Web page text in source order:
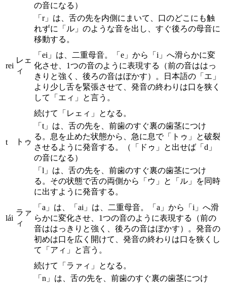
の音になる）
rei
レェ
ィ
「r」は、舌の先を内側にまいて、口のどこにも触
れずに「ル」のような音を出し、すぐ後ろの母音に
移動する。
「ei」は、二重母音。「e」から「i」へ滑らかに変
化させ、1つの音のように表現する（前の音ははっ
きりと強く、後ろの音はぼかす）。日本語の「エ」
より少し舌を緊張させて、発音の終わりは口を狭く
して「エィ」と言う。
続けて「レェィ」となる。
t トゥ
「t」は、舌の先を、前歯のすぐ裏の歯茎につけ
る。息を止めた状態から、急に息で「トゥ」と破裂
させるように発音する。（「ドゥ」と出せば「d」
の音になる）
lái
ラァ
ィ
「l」は、舌の先を、前歯のすぐ裏の歯茎につけ
る。その状態で舌の両側から「ウ」と「ル」を同時
に出すように発音する。
「a」は、「ai」は、二重母音。「a」から「i」へ滑
らかに変化させ、1つの音のように表現する（前の
音ははっきりと強く、後ろの音はぼかす）。発音の
初めは口を広く開けて、発音の終わりは口を狭くし
て「アィ」と言う。
続けて「ラァィ」となる。
「n」は、舌の先を、前歯のすぐ裏の歯茎につけ